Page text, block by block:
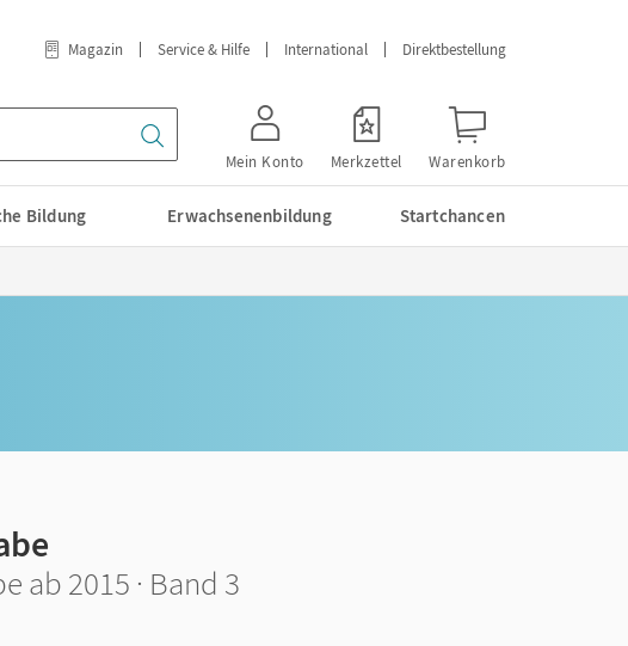
Magazin Service & Hilfe International Direktbestellung
Mein Konto Merkzettel Warenkorb
Bildung Erwachsenenbildung Startchancen
ab 2015 · Band 3